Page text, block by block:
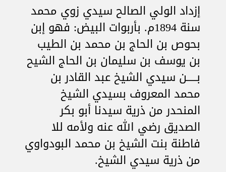
إزداد الولي الصالح سيدي زوي محمد
سنة 1894م. بأربوات البيض: فهو إبن
بحوص بن الحاج بن محمد بن الطيب
بن يوسف بن سليمان بن الحاج الشيح
بـــــن سيدي الشيخ عبد القادر بن
محمد المعروف بسيدي الشيخ
المنحدر من ذرية سيدنا أبو بكر
الصديق رضي الله عنه ولأمه للا
فاطنة بنت الشيخ بن محمد البودواوي
من ذرية سيدي الشيخ.